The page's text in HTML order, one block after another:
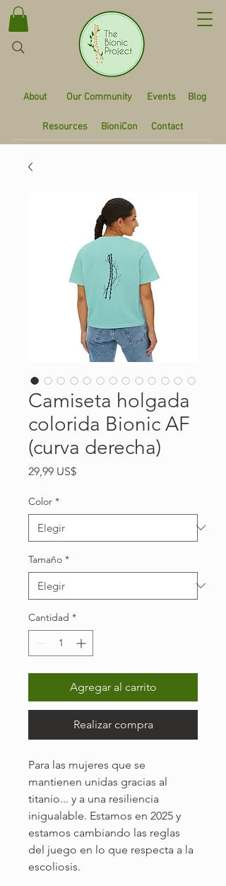
About Our Community
Resources
Events
BioniCon
Blog
Contact
Camiseta holgada
colorida Bionic AF
(curva derecha)
29,99 US$Precio
Color *
Tamaño *
Cantidad *
Agregar al carrito
Realizar compra
Para las mujeres que se
mantienen unidas gracias al
titanio... y a una resiliencia
inigualable. Estamos en 2025 y
estamos cambiando las reglas
del juego en lo que respecta a la
escoliosis.